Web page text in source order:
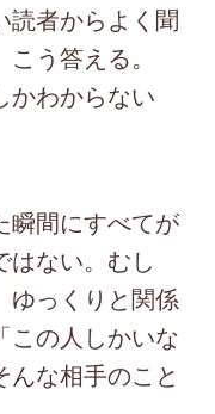
読者からよく聞
う答える。
かわからない
間にすべてが
はない。むし
ゆっくりと関係
この人しかいな
な相手のこと